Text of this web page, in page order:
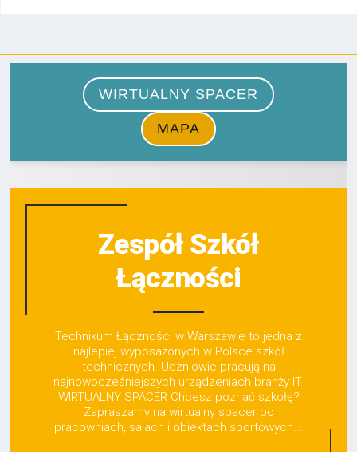
Zespół Szkół
Łączności
Technikum Łączności w Warszawie to jedna z
najlepiej wyposażonych w Polsce szkół
technicznych. Uczniowie pracują na
najnowocześniejszych urządzeniach branży IT.
WIRTUALNY SPACER Chcesz poznać szkołę?
Zapraszamy na wirtualny spacer po
pracowniach, salach i obiektach sportowych...